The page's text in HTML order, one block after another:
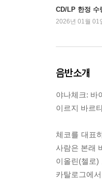
CD/LP 한정 수
2026년 01월 01
음반소개
야나체크: 바
이르지 바르
체코를 대표
사람은 본래
이올린(첼로)
카탈로그에